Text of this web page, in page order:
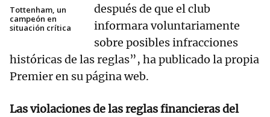
Tottenham, un
campeón en
situación crítica
después de que el club
informara voluntariamente
sobre posibles infracciones
históricas de las reglas”, ha publicado la propia
Premier en su página web.
Las violaciones de las reglas financieras del